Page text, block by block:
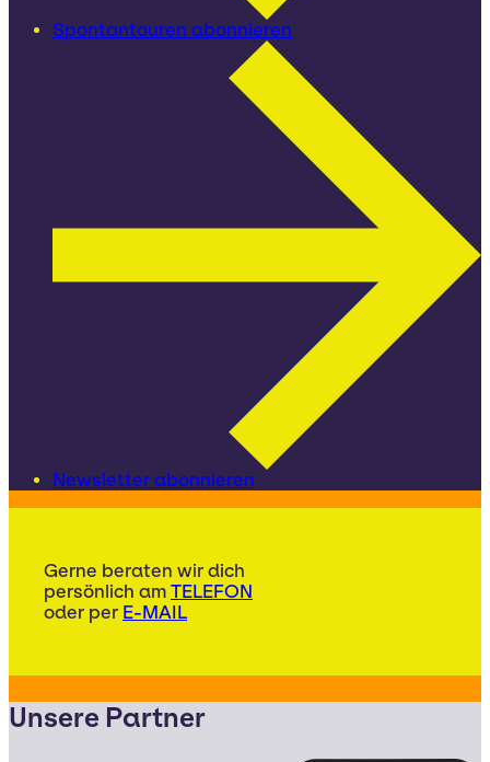
Spontantouren abonnieren
Newsletter abonnieren
Gerne beraten wir dich
persönlich am TELEFON
oder per E-MAIL
Unsere Partner